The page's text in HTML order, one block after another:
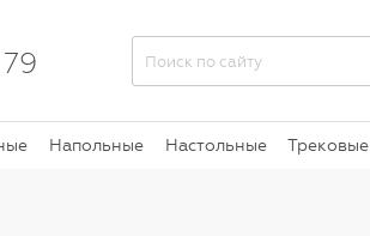
Напольные Настольные Трековые